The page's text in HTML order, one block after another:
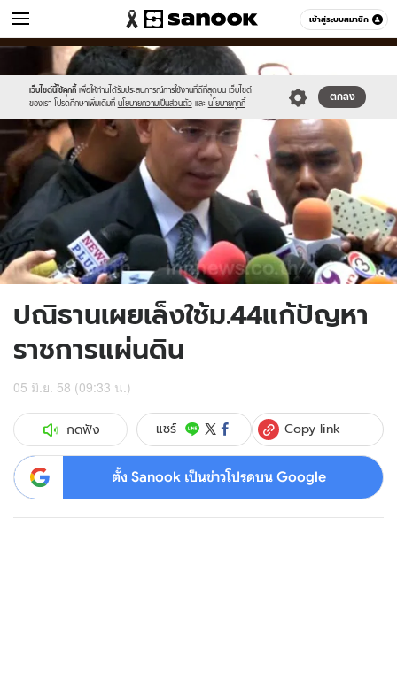
เข้าสู่ระบบสมาชิก
ข่าว หมวดอื่นๆ
เว็บไซต์นี้ใช้คุกกี้ เพื่อให้ท่านได้รับประสบการณ์การใช้งานที่ดีที่สุดบน เว็บไซต์
ของเรา โปรดศึกษาเพิ่มเติมที่ นโยบายความเป็นส่วนตัว และ นโยบายคุกกี้
ตกลง
//s.isanook.com/sr/0/images/logo-
new-
sanook.png
//s.isanook.com/ns/0/ud/361/1807050/622802-
01.jpg
ปณิธานเผยเล็งใช้ม.44แก้ปัญหา
ราชการแผ่นดิน
05 มิ.ย. 58 (09:33 น.)
กดฟัง แชร์ Copy link
ตั้ง Sanook เป็นข่าวโปรดบน Google